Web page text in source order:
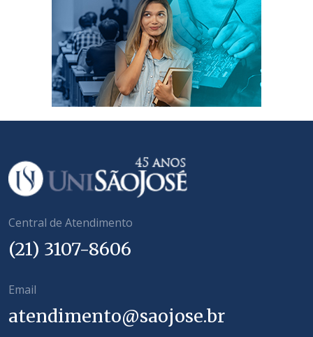
Central de Atendimento
(21) 3107-8606
Email
atendimento@saojose.br